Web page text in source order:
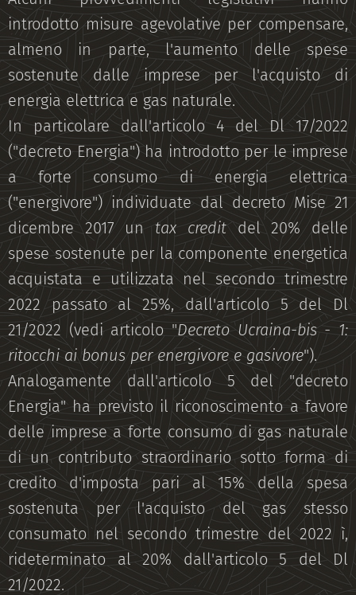
introdotto misure agevolative per compensare,
almeno in parte, l'aumento delle spese
sostenute dalle imprese per l'acquisto di
energia elettrica e gas naturale.
In particolare dall'articolo 4 del Dl 17/2022
("decreto Energia") ha introdotto per le imprese
a forte consumo di energia elettrica
("energivore") individuate dal decreto Mise 21
dicembre 2017 un tax creditdel 20% delle
spese sostenute per la componente energetica
acquistata e utilizzata nel secondo trimestre
2022 passato al 25%, dall'articolo 5 del Dl
21/2022 (vedi articolo "Decreto Ucraina-bis - 1:
ritocchi ai bonus per energivore e gasivore").
Analogamente dall'articolo 5 del "decreto
Energia" ha previsto il riconoscimento a favore
delle imprese a forte consumo di gas naturale
di un contributo straordinario sotto forma di
credito d'imposta pari al 15% della spesa
sostenuta per l'acquisto del gas stesso
consumato nel secondo trimestre del 2022 ì,
rideterminato al 20% dall'articolo 5 del Dl
21/2022.